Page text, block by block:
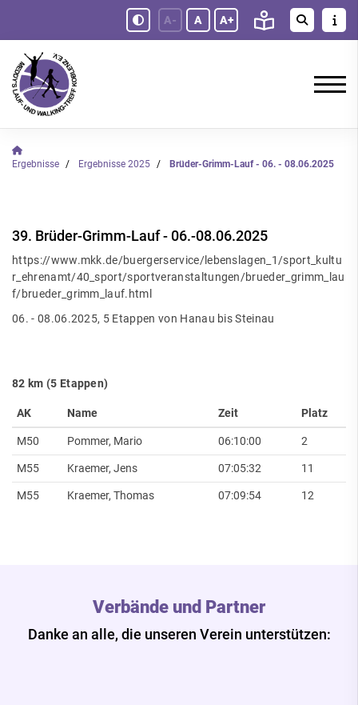
A- A A+
Ergebnisse Ergebnisse 2025 Brüder-Grimm-Lauf - 06. - 08.06.2025
39. Brüder-Grimm-Lauf - 06.-08.06.2025
https://www.mkk.de/buergerservice/lebenslagen_1/sport_kultu
r_ehrenamt/40_sport/sportveranstaltungen/brueder_grimm_lau
f/brueder_grimm_lauf.html
06. - 08.06.2025, 5 Etappen von Hanau bis Steinau
82 km (5 Etappen)
AK Name Zeit Platz
M50 Pommer, Mario 06:10:00
2
M55
Kraemer, Jens 07:05:32
11
M55
Kraemer, Thomas 07:09:54 12
Verbände und Partner
Danke an alle, die unseren Verein unterstützen: